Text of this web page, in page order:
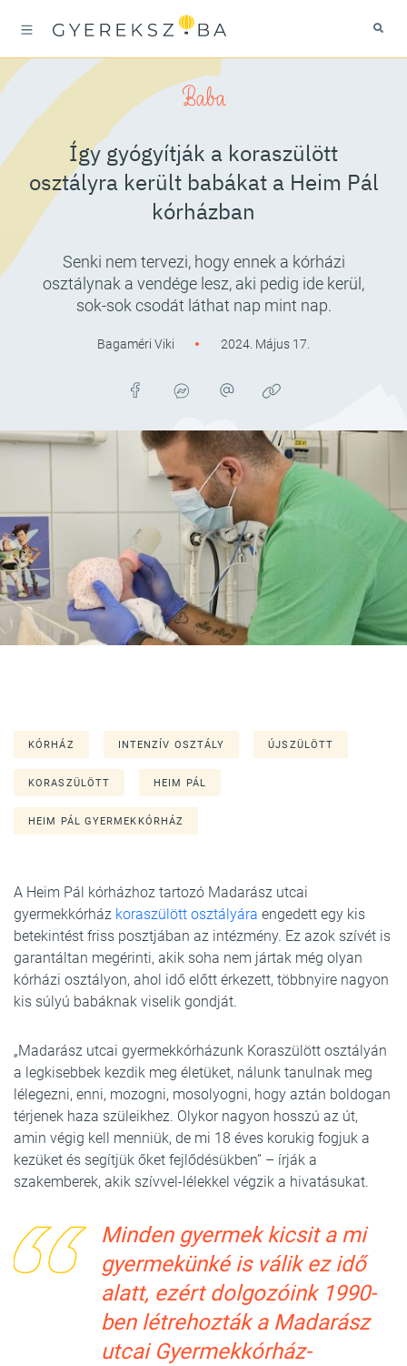
Baba
Így gyógyítják a koraszülött
osztályra került babákat a Heim Pál
kórházban
Senki nem tervezi, hogy ennek a kórházi
osztálynak a vendége lesz, aki pedig ide kerül,
sok-sok csodát láthat nap mint nap.
Bagaméri Viki 2024. Május 17.
KÓRHÁZ INTENZÍV OSZTÁLY ÚJSZÜLÖTT
KORASZÜLÖTT HEIM PÁL
HEIM PÁL GYERMEKKÓRHÁZ
A Heim Pál kórházhoz tartozó Madarász utcai
gyermekkórház koraszülött osztályára engedett egy kis
betekintést friss posztjában az intézmény. Ez azok szívét is
garantáltan megérinti, akik soha nem jártak még olyan
kórházi osztályon, ahol idő előtt érkezett, többnyire nagyon
kis súlyú babáknak viselik gondját.
„Madarász utcai gyermekkórházunk Koraszülött osztályán
a legkisebbek kezdik meg életüket, nálunk tanulnak meg
lélegezni, enni, mozogni, mosolyogni, hogy aztán boldogan
térjenek haza szüleikhez. Olykor nagyon hosszú az út,
amin végig kell menniük, de mi 18 éves korukig fogjuk a
kezüket és segítjük őket fejlődésükben” – írják a
szakemberek, akik szívvel-lélekkel végzik a hivatásukat.
Minden gyermek kicsit a mi
gyermekünké is válik ez idő
alatt, ezért dolgozóink 1990-
ben létrehozták a Madarász
utcai Gyermekkórház-